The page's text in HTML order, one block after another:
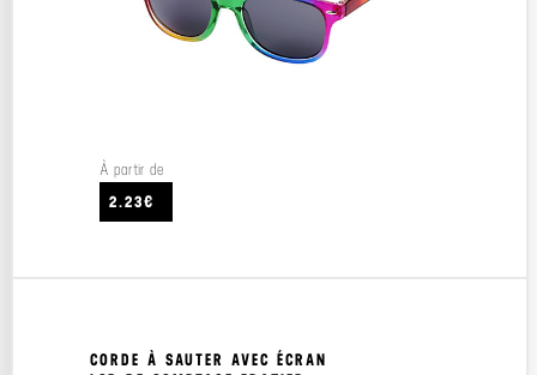
À partir de
2.23€
CORDE À SAUTER AVEC ÉCRAN